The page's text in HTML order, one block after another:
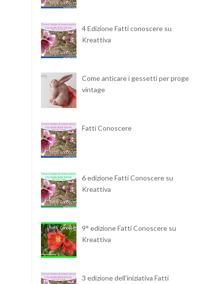
4 Edizione Fatti conoscere su
Kreattiva
Come anticare i gessetti per progetti
vintage
Fatti Conoscere
6 edizione Fatti Conoscere su
Kreattiva
9° edizione Fatti Conoscere su
Kreattiva
3 edizione dell'iniziativa Fatti